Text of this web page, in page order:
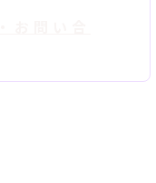
お問い合